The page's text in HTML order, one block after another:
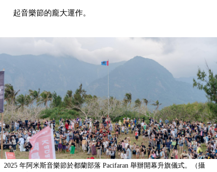
起音樂節的龐大運作。
2025 年阿米斯音樂節於都蘭部落 Pacifaran 舉辦開幕升旗儀式。（攝